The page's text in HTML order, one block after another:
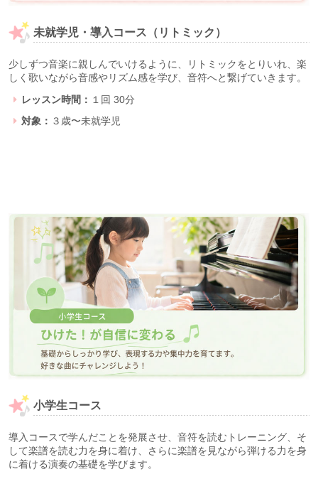
未就学児・導入コース （リトミック）
少しずつ音楽に親しんでいけるように、リトミックをとりいれ、楽
しく歌いながら音感やリズム感を学び、音符へと繋げていきます。
レッスン時間： １回 30分
対象： ３歳〜未就学児
小学生コース
導入コースで学んだことを発展させ、音符を読むトレーニング、そ
して楽譜を読む力を身に着け、さらに楽譜を見ながら弾ける力を身
に着ける演奏の基礎を学びます。